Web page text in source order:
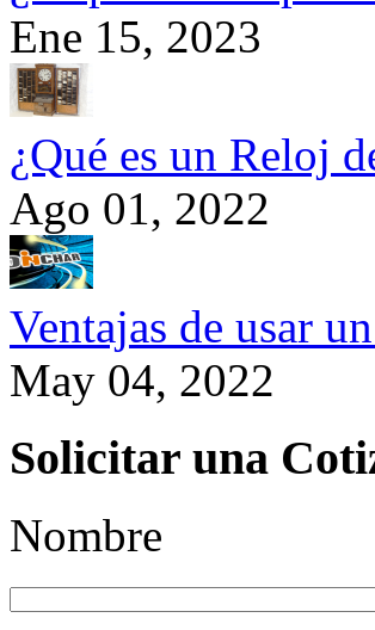
Ene 15, 2023
¿Qué es un Reloj
Ago 01, 2022
Ventajas de usar
May 04, 2022
Solicitar una
Nombre